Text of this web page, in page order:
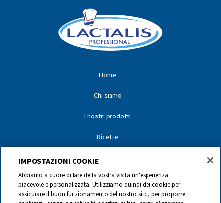
Home
Chi siamo
I nostri prodotti
Ricette
I nostri partner
I nostri marchi
Contatti
IMPOSTAZIONI COOKIE
Abbiamo a cuore di fare della vostra visita un'esperienza
piacevole e personalizzata. Utilizziamo quindi dei cookie per
assicurare il buon funzionamento del nostro sito, per proporre